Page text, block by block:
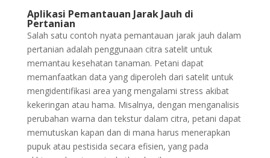
Aplikasi Pemantauan Jarak Jauh di
Pertanian
Salah satu contoh nyata pemantauan jarak jauh dalam
pertanian adalah penggunaan citra satelit untuk
memantau kesehatan tanaman. Petani dapat
memanfaatkan data yang diperoleh dari satelit untuk
mengidentifikasi area yang mengalami stress akibat
kekeringan atau hama. Misalnya, dengan menganalisis
perubahan warna dan tekstur dalam citra, petani dapat
memutuskan kapan dan di mana harus menerapkan
pupuk atau pestisida secara efisien, yang pada